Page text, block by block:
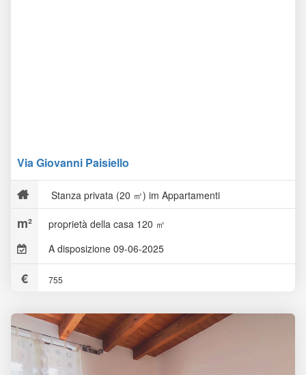
Via Giovanni Paisiello
Stanza privata (20 ㎡) im Appartamenti
proprietà della casa 120 ㎡
A disposizione 09-06-2025
755